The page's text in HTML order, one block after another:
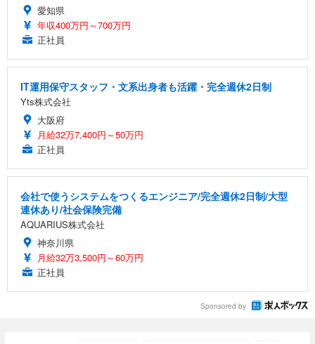
愛知県
年収400万円～700万円
正社員
IT運用保守スタッフ・文系出身者も活躍・完全週休2日制
Yts株式会社
大阪府
月給32万7,400円～50万円
正社員
会社で使うシステムをつくるエンジニア/完全週休2日制/大型
連休あり/社会保険完備
AQUARIUS株式会社
神奈川県
月給32万3,500円～60万円
正社員
Sponsored by